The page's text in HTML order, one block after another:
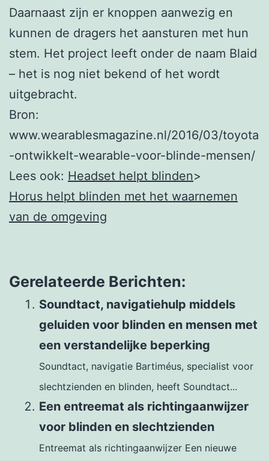
Daarnaast zijn er knoppen aanwezig en
kunnen de dragers het aansturen met hun
stem. Het project leeft onder de naam Blaid
– het is nog niet bekend of het wordt
uitgebracht.
Bron:
www.wearablesmagazine.nl/2016/03/toyota
-ontwikkelt-wearable-voor-blinde-mensen/
Lees ook: Headset helpt blinden>
Horus helpt blinden met het waarnemen
van de omgeving
Gerelateerde Berichten:
Soundtact, navigatiehulp middels
geluiden voor blinden en mensen met
een verstandelijke beperking
Soundtact, navigatie Bartiméus, specialist voor
slechtzienden en blinden, heeft Soundtact...
Een entreemat als richtingaanwijzer
voor blinden en slechtzienden
Entreemat als richtingaanwijzer Een nieuwe